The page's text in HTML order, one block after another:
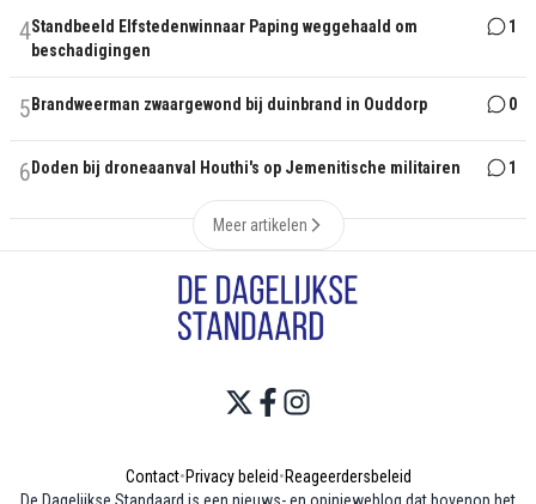
4Standbeeld Elfstedenwinnaar Paping weggehaald om
beschadigingen
1
5 Brandweerman zwaargewond bij duinbrand in Ouddorp 0
6 Doden bij droneaanval Houthi's op Jemenitische militairen 1
Meer artikelen
Contact•Privacy beleid•Reageerdersbeleid